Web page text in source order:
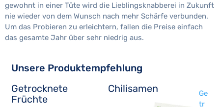
gewohnt in einer Tüte wird die Lieblingsknabberei in Zukunft
nie wieder von dem Wunsch nach mehr Schärfe verbunden.
Um das Probieren zu erleichtern, fallen die Preise einfach
das gesamte Jahr über sehr niedrig aus.
Unsere Produktempfehlung
Getrocknete
Früchte
Chilisamen
Ge
tr